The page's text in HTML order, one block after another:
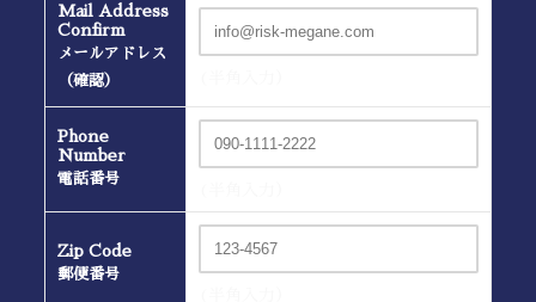
Mail Address
Confirm
メールアドレス
（確認）
Phone
Number
電話番号
Zip Code
郵便番号